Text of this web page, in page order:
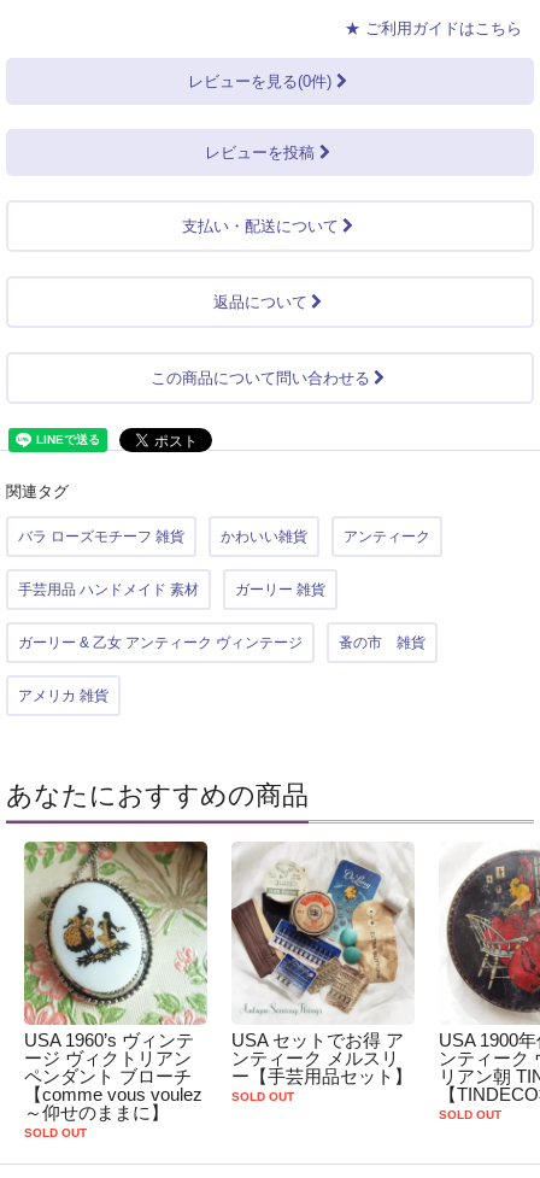
★ ご利用ガイドはこちら
レビューを見る(0件)
レビューを投稿
支払い・配送について
返品について
この商品について問い合わせる
関連タグ
バラ ローズモチーフ 雑貨 かわいい雑貨 アンティーク
手芸用品 ハンドメイド 素材 ガーリー 雑貨
ガーリー & 乙女 アンティーク ヴィンテージ 蚤の市 雑貨
アメリカ 雑貨
あなたにおすすめの商品
USA 1960’s ヴィンテ
ージ ヴィクトリアン
ペンダント ブローチ
【comme vous voulez
～仰せのままに】
SOLD OUT
USA セットでお得 ア
ンティーク メルスリ
ー【手芸用品セット】
SOLD OUT
USA 1900
ンティーク
リアン朝
【
SOLD OUT